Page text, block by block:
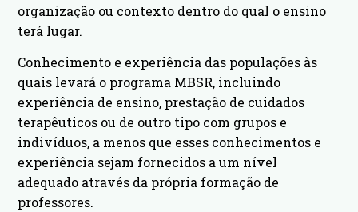
organização ou contexto dentro do qual o ensino
terá lugar.
Conhecimento e experiência das populações às
quais levará o programa MBSR, incluindo
experiência de ensino, prestação de cuidados
terapêuticos ou de outro tipo com grupos e
indivíduos, a menos que esses conhecimentos e
experiência sejam fornecidos a um nível
adequado através da própria formação de
professores.